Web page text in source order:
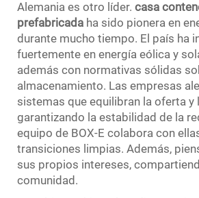
Alemania es otro líder. casa
prefabricada ha sido pionera en
durante mucho tiempo. El país ha
fuertemente en energía eólica y
además con normativas sólidas
almacenamiento. Las empresas
sistemas que equilibran la oferta y
garantizando la estabilidad de la
equipo de BOX-E colabora con
transiciones limpias. Además,
sus propios intereses,
comunidad.